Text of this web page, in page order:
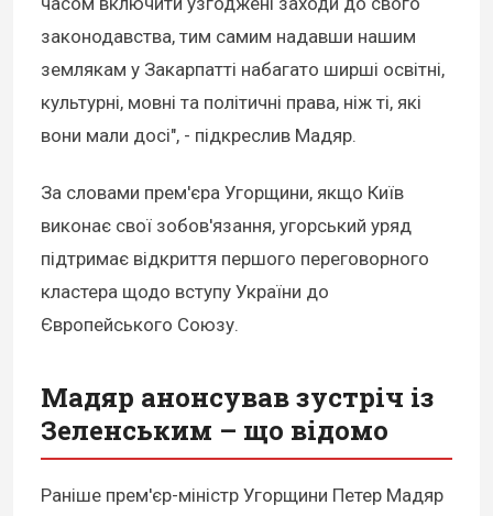
законодавства, тим самим надавши нашим
землякам у Закарпатті набагато ширші освітні,
культурні, мовні та політичні права, ніж ті, які
вони мали досі", - підкреслив Мадяр.
За словами прем'єра Угорщини, якщо Київ
виконає свої зобов'язання, угорський уряд
підтримає відкриття першого переговорного
кластера щодо вступу України до
Європейського Союзу.
Мадяр анонсував зустріч із
Зеленським – що відомо
Раніше прем'єр-міністр Угорщини Петер Мадяр